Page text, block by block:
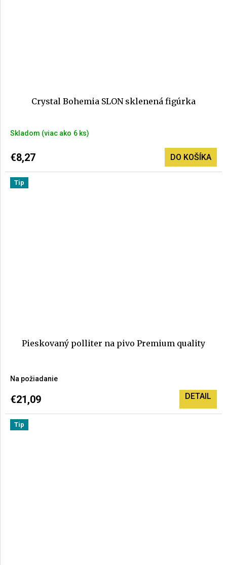
Crystal Bohemia SLON sklenená figúrka
Skladom (>6 ks)
€8,27 DO KOŠÍKA
Tip
Pieskovaný polliter na pivo Premium quality
hodnotenie
produktu
je
5,0
Na požiadanie
€21,09 DETAIL
Tip